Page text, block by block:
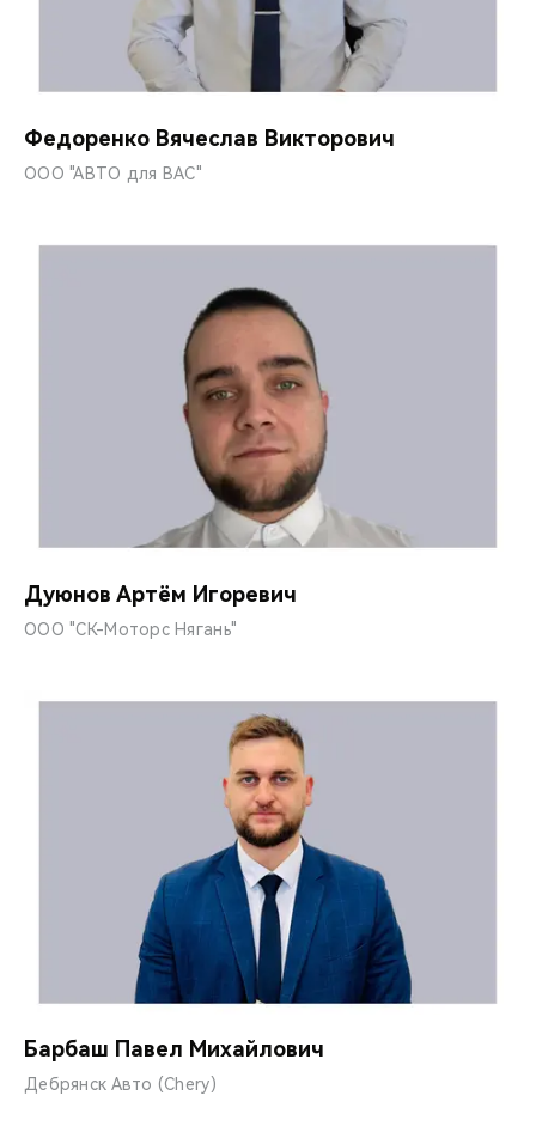
Федоренко Вячеслав Викторович
ООО "АВТО для ВАС"
Дуюнов Артём Игоревич
ООО "СК-Моторс Нягань"
Барбаш Павел Михайлович
Дебрянск Авто (Chery)